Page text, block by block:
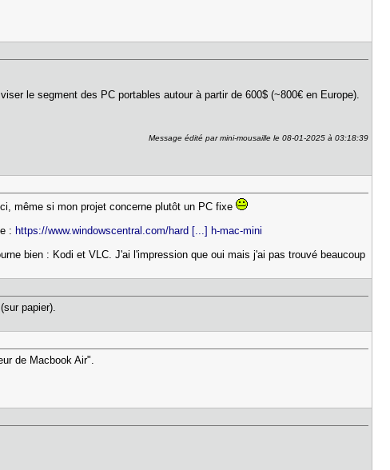
le segment des PC portables autour à partir de 600$ (~800€ en Europe).
Message édité par mini-mousaille le 08-01-2025 à 03:18:39
même si mon projet concerne plutôt un PC fixe
: https://www.windowscentral.com/hard [...] h-mac-mini
bien : Kodi et VLC. J'ai l'impression que oui mais j'ai pas trouvé beaucoup
papier).
de Macbook Air".